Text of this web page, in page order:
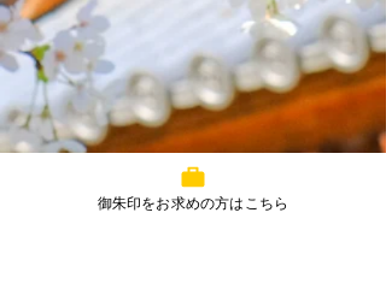
御朱印をお求めの方はこちら